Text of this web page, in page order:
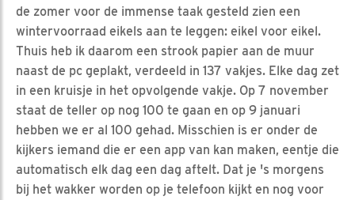
de zomer voor de immense taak gesteld zien een
wintervoorraad eikels aan te leggen: eikel voor eikel.
Thuis heb ik daarom een strook papier aan de muur
naast de pc geplakt, verdeeld in 137 vakjes. Elke dag zet
in een kruisje in het opvolgende vakje. Op 7 november
staat de teller op nog 100 te gaan en op 9 januari
hebben we er al 100 gehad. Misschien is er onder de
kijkers iemand die er een app van kan maken, eentje die
automatisch elk dag een dag aftelt. Dat je 's morgens
bij het wakker worden op je telefoon kijkt en nog voor